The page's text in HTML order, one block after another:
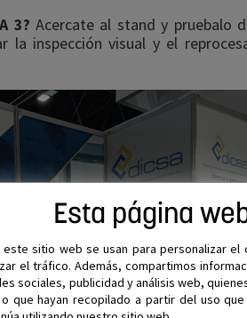
3? Acercate al stand y pruebalo
la inspección visual y el
Esta página
sitio web se usan para personalizar
el tráfico. Además, compartimos
sociales, publicidad y análisis web,
que hayan recopilado a partir del uso